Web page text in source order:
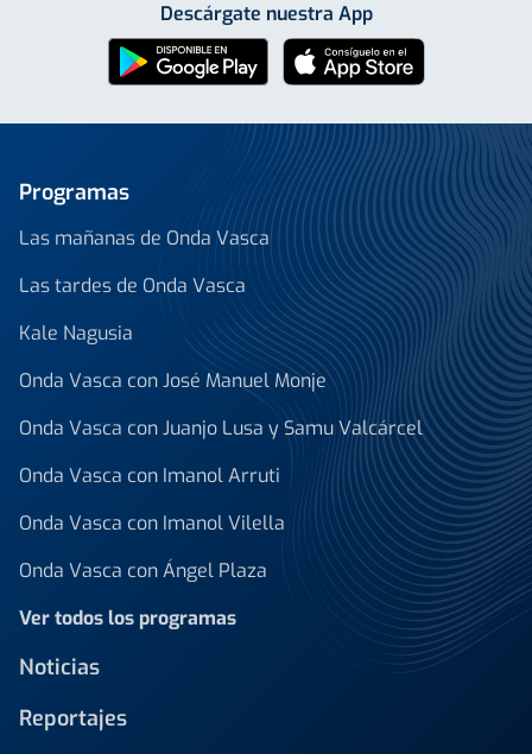
Descárgate nuestra App
Programas
Las mañanas de Onda Vasca
Las tardes de Onda Vasca
Kale Nagusia
Onda Vasca con José Manuel Monje
Onda Vasca con Juanjo Lusa y Samu Valcárcel
Onda Vasca con Imanol Arruti
Onda Vasca con Imanol Vilella
Onda Vasca con Ángel Plaza
Ver todos los programas
Noticias
Reportajes